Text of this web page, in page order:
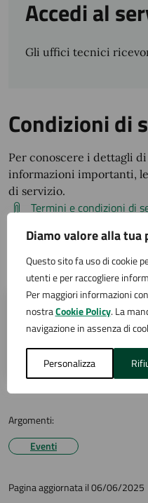
Diamo valore alla tua
Questo sito fa uso di cookie
utenti e per raccogliere
Per maggiori informazioni
nostraCookie Policy. La
navigazione in assenza di
Personalizza
Accedi al
Gli uffici tecnici
Condizioni di
Per conoscere i dettagli
informazioni importanti,
di servizio.
Termini e condizioni di
Contatti
Ufficio Lavori Pubblici -
infrastrutture
Via San Carlo 2, Arona
Argomenti:
Eventi
Pagina aggiornata il 06/06/2025